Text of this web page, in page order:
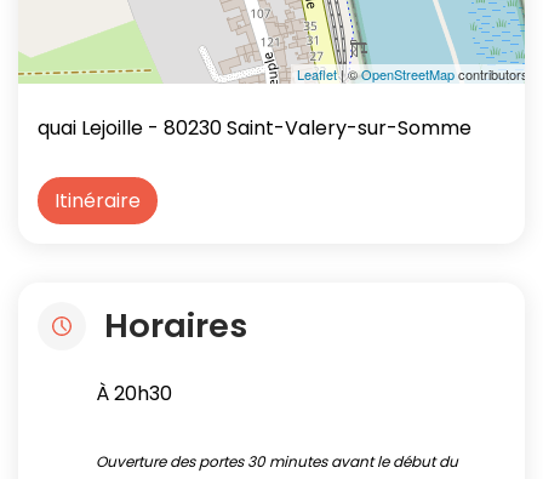
Leaflet| ©OpenStreetMapcontributors
quai Lejoille - 80230 Saint-Valery-sur-Somme
Itinéraire
Horaires
À 20h30
Ouverture des portes 30 minutes avant le début du